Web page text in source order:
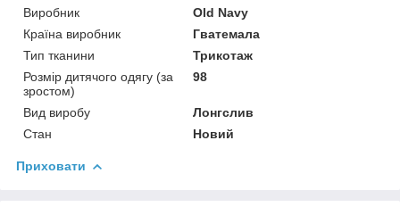
Виробник
Old Navy
Країна виробник
Гватемала
Тип тканини
Трикотаж
Розмір дитячого одягу (за
зростом)
98
Вид виробу
Лонгслив
Стан
Новий
Приховати